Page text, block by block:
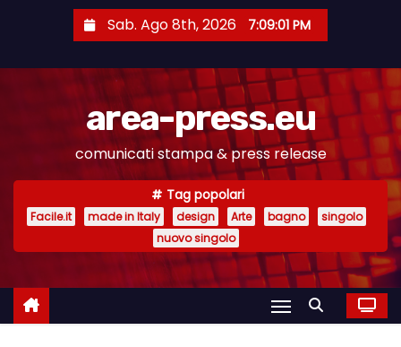
e
Sab. Ago 8th, 2026 7:09:02 PM
area-press.eu
comunicati stampa & press release
Tag popolari
Facile.it made in Italy design Arte bagno
singolo
nuovo singolo